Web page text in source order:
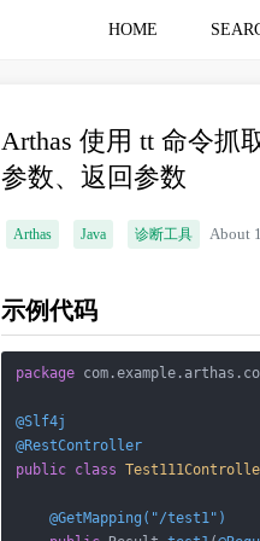
HOME
Arthas 使用 tt 命令抓
参数、返回参数
Arthas Java 诊断工具 About
示例代码
package
@Slf4j
@RestController
public class
@GetMapping("/test1")